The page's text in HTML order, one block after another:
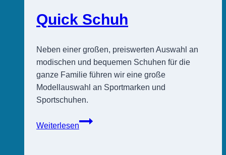
Quick Schuh
Neben einer großen, preiswerten Auswahl an
modischen und bequemen Schuhen für die
ganze Familie führen wir eine große
Modellauswahl an Sportmarken und
Sportschuhen.
Weiterlesen
Quick